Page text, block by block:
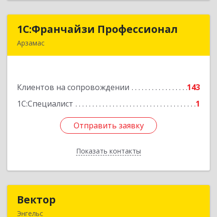
1С:Франчайзи Профессионал
Арзамас
Клиентов на сопровождении
143
1С:Специалист
1
Отправить заявку
Показать контакты
1С:Франчайзи Профессионал
Подробнее
Отправить заявку
Назад
Вектор
Энгельс